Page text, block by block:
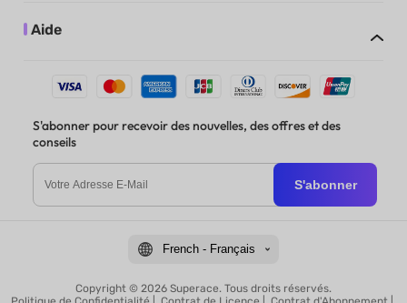
Aide
S'abonner pour recevoir des nouvelles, des offres et des
conseils
S'abonner
French - Français
Copyright © 2026 Superace. Tous droits réservés.